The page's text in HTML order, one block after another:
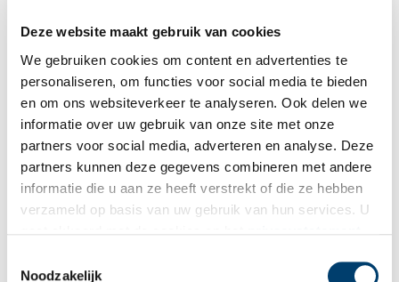
Deze website maakt gebruik van cookies
We gebruiken cookies om content en advertenties te
personaliseren, om functies voor social media te bieden
en om ons websiteverkeer te analyseren. Ook delen we
informatie over uw gebruik van onze site met onze
partners voor social media, adverteren en analyse. Deze
partners kunnen deze gegevens combineren met andere
informatie die u aan ze heeft verstrekt of die ze hebben
verzameld op basis van uw gebruik van hun services. U
Noodzakelijk
kunstwerken. Daarnaast wordt in D(R)AAD aandacht besteed
aan sociaal-maatschappelijke borduurinitiatieven die borduren
gebruiken als een sociaal bindmiddel of als een middel om
trauma’s, zowel individueel als collectief, te verwerken.
Bloemenpracht in Marker borduurwerk
De liefde voor traditie en textiel is op Marken altijd groot
geweest. In de kleurrijke streekdracht zijn veel onderdelen
opgenomen in de Inventaris Immaterieel Erfgoed Nederland.